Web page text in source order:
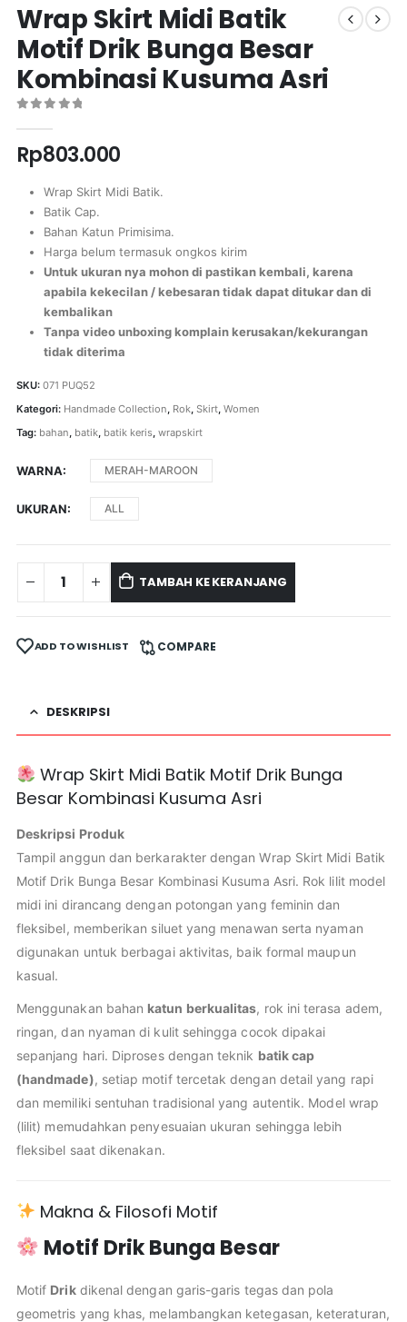
Wrap Skirt Midi Batik
Motif Drik Bunga Besar
Kombinasi Kusuma Asri
Rp803.000
Wrap Skirt Midi Batik.
Batik Cap.
Bahan Katun Primisima.
Harga belum termasuk ongkos kirim
Untuk ukuran nya mohon di pastikan kembali, karena
apabila kekecilan / kebesaran tidak dapat ditukar dan di
kembalikan
Tanpa video unboxing komplain kerusakan/kekurangan
tidak diterima
SKU: 071 PUQ52
Kategori: Handmade Collection, Rok, Skirt, Women
Tag: bahan batik, batik keris, wrapskirt
WARNA MERAH-MAROON
UKURAN ALL
TAMBAH KE KERANJANG
ADD TO WISHLIST COMPARE
DESKRIPSI
Wrap Skirt Midi Batik Motif Drik Bunga
Besar Kombinasi Kusuma Asri
Deskripsi Produk
Tampil anggun dan berkarakter dengan Wrap Skirt Midi Batik
Motif Drik Bunga Besar Kombinasi Kusuma Asri. Rok lilit model
midi ini dirancang dengan potongan yang feminin dan
fleksibel, memberikan siluet yang menawan serta nyaman
digunakan untuk berbagai aktivitas, baik formal maupun
kasual.
Menggunakan bahan katun berkualitas, rok ini terasa adem,
ringan, dan nyaman di kulit sehingga cocok dipakai
sepanjang hari. Diproses dengan teknik batik cap
(handmade), setiap motif tercetak dengan detail yang rapi
dan memiliki sentuhan tradisional yang autentik. Model wrap
(lilit) memudahkan penyesuaian ukuran sehingga lebih
fleksibel saat dikenakan.
Makna & Filosofi Motif
Motif Drik Bunga Besar
Motif Drikdikenal dengan garis-garis tegas dan pola
geometris yang khas, melambangkan ketegasan, keteraturan,